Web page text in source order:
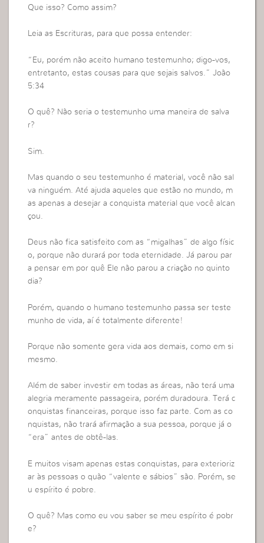
Que isso? Como assim?
Leia as Escrituras, para que possa entender:
“Eu, porém não aceito humano testemunho; digo-vos,
entretanto, estas cousas para que sejais salvos.” João
5:34
O quê? Não seria o testemunho uma maneira de salva
r?
Sim.
Mas quando o seu testemunho é material, você não sal
va ninguém. Até ajuda aqueles que estão no mundo, m
as apenas a desejar a conquista material que você alcan
çou.
Deus não fica satisfeito com as “migalhas” de algo físic
o, porque não durará por toda eternidade. Já parou par
a pensar em por quê Ele não parou a criação no quinto
dia?
Porém, quando o humano testemunho passa ser teste
munho de vida, aí é totalmente diferente!
Porque não somente gera vida aos demais, como em si
mesmo.
Além de saber investir em todas as áreas, não terá uma
alegria meramente passageira, porém duradoura. Terá c
onquistas financeiras, porque isso faz parte. Com as co
nquistas, não trará afirmação a sua pessoa, porque já o
“era” antes de obtê-las.
E muitos visam apenas estas conquistas, para exterioriz
ar às pessoas o quão “valente e sábios” são. Porém, se
u espírito é pobre.
O quê? Mas como eu vou saber se meu espírito é pobr
e?